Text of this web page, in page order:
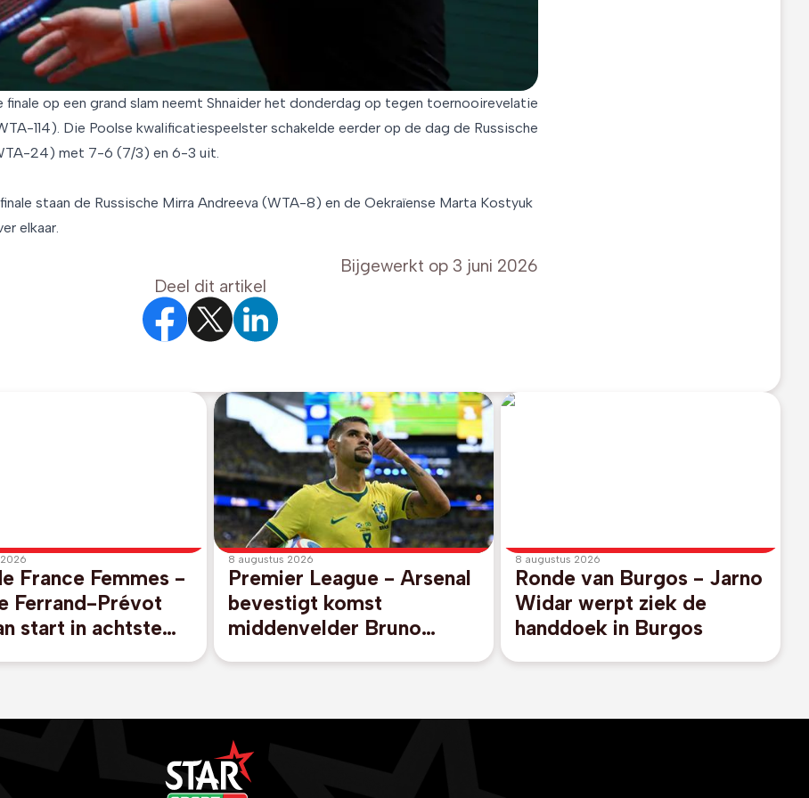
finale op een grand slam neemt Shnaider het donderdag op tegen toernooirevelatie
114). Die Poolse kwalificatiespeelster schakelde eerder op de dag de Russische
24) met 7-6 (7/3) en 6-3 uit.
staan de Russische Mirra Andreeva (WTA-8) en de Oekraïense Marta Kostyuk
elkaar.
Bijgewerkt op 3 juni 2026
Deel dit artikel
France Femmes -
Ferrand-Prévot
start in achtste
8 augustus 2026
Premier League - Arsenal
bevestigt komst
middenvelder Bruno
8 augustus 2026
Ronde van Burgos - Jarno
Widar werpt ziek de
handdoek in Burgos